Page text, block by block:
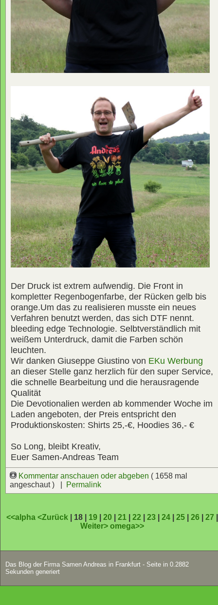
Der Druck ist extrem aufwendig. Die Front in
kompletter Regenbogenfarbe, der Rücken gelb bis
orange.Um das zu realisieren musste ein neues
Verfahren benutzt werden, das sich DTF nennt.
bleeding edge Technologie. Selbtverständlich mit
weißem Unterdruck, damit die Farben schön
leuchten.
Wir danken Giuseppe Giustino von EKu Werbung
an dieser Stelle ganz herzlich für den super Service,
die schnelle Bearbeitung und die herausragende
Qualität
Die Devotionalien werden ab kommender Woche im
Laden angeboten, der Preis entspricht den
Produktionskosten: Shirts 25,-€, Hoodies 36,- €
So Long, bleibt Kreativ,
Euer Samen-Andreas Team
Kommentar anschauen oder abgeben ( 1658 mal
angeschaut ) |
Permalink
<<alpha<Zurück | 18 | 19 |20 |21 |22 |23 |24 |25 |26 |27
Weiter>omega>>
Das Blog der Firma Samen Andreas in Frankfurt - Seite in 0.2882
Sekunden generiert